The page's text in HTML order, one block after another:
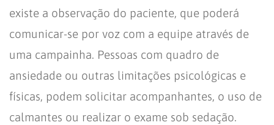
existe a observação do paciente, que poderá
comunicar-se por voz com a equipe através de
uma campainha. Pessoas com quadro de
ansiedade ou outras limitações psicológicas e
físicas, podem solicitar acompanhantes, o uso de
calmantes ou realizar o exame sob sedação.